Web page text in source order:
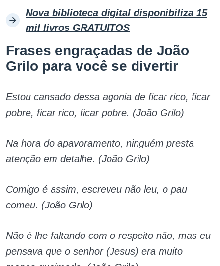
Nova biblioteca digital disponibiliza 15
mil livros GRATUITOS
Frases engraçadas de João
Grilo para você se divertir
Estou cansado dessa agonia de ficar rico, ficar
pobre, ficar rico, ficar pobre. (João Grilo)
Na hora do apavoramento, ninguém presta
atenção em detalhe. (João Grilo)
Comigo é assim, escreveu não leu, o pau
comeu. (João Grilo)
Não é lhe faltando com o respeito não, mas eu
pensava que o senhor (Jesus) era muito